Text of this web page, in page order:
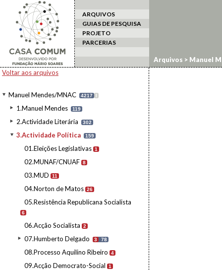
ARQUIVOS
GUIAS DE PESQUISA
PROJETO
PARCERIAS
Voltar aos arquivos
Manuel Mendes/MNAC 4217 I
1.Manuel Mendes 119
2.Actividade Literária 302
3.Actividade Política 159
01.Eleições Legislativas 1
02.MUNAF/CNUAF 8
03.MUD 11
04.Norton de Matos 26
05.Resistência Republicana Socialista
6
06.Acção Socialista 2
07.Humberto Delgado 3 78
08.Processo Aquilino Ribeiro 4
09.Acção Democrato-Social 1
Arquivos > Manuel